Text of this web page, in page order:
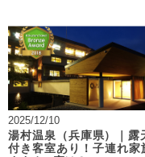
2025/12/10
湯村温泉（兵庫県）｜露
付き客室あり！子連れ家